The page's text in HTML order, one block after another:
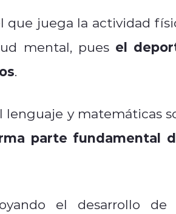
que juega la actividad
mental, puesel
.
lenguaje y matemáticas
parte fundamental
el desarrollo de